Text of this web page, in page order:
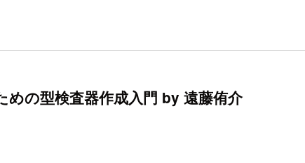
の型検査器作成入門 by 遠藤侑介